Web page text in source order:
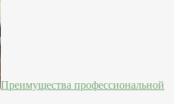
Преимущества профессиональной